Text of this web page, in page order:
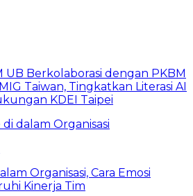
UB Berkolaborasi dengan PKBM
Taiwan, Tingkatkan Literasi AI
KDEI Taipei
Organisasi, Cara Emosi
Kinerja Tim